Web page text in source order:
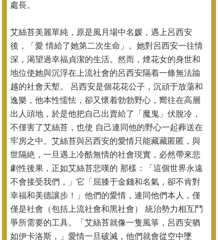
處長。
艾絲苔美麗單純，原是風月場中名媛，遇上呂西安
後，「愛 情給了她第二次生命」。她對呂西安一往情
深， 渴望過幸福貞潔的生活。然而， 煙花女的身世和
地位使她與沉浮在上流社會的呂西安隔着一條無法踰
越的社會天塹。 呂西安是個花花公子，沉頑于放蕩和
逸樂，他本性懦怯， 卻又懷着勃勃野心，嚮往在高層
出人頭地，於是他把自己出賣給了「魔鬼」伏脫冷，
不僅害了艾絲苔，也使 自己連同他的野心一起葬送在
牢房之中。 艾絲苔與呂西安的愛情只能藏藏匿匿，與
世隔絶， 一旦遇上冷酷無情的社會現實，必然帶來悲
劇性後果， 正如艾絲苔悲嘆的 那樣：「這個世界永遠
不會接受我們，」它「屈膝于金錢和名氣， 卻不肯對
幸福和美德讓步！」他們的愛情，連同他們本人， 僅
僅是社會（包括上流社會和黑社會） 統治勢力相互鬥
爭所需要的工具。「艾絲苔就像一隻風箏， 呂西安猶
如伊卡洛斯，」愛情一旦破滅，他們就會從空中墜